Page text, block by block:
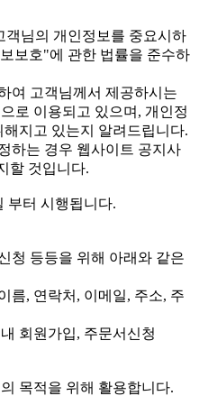
객님의 개인정보를 중요시하
보호"에 관한 법률을 준수하
여 고객님께서 제공하시는
로 이용되고 있으며, 개인정
지고 있는지 알려드립니다.
하는 경우 웹사이트 공지사
할 것입니다.
부터 시행됩니다.
청 등등을 위해 아래와 같은
름, 연락처, 이메일, 주소, 주
회원가입, 주문서신청
목적을 위해 활용합니다.